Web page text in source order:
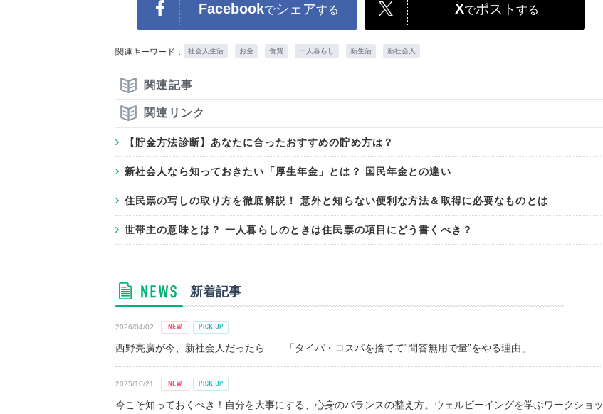
Facebookでシェアする Xでポスト する
関連キーワード： 社会人生活 お金 食費 一人暮らし 新生活 新社会人
関連記事
関連リンク
【貯金方法診断】あなたに合ったおすすめの貯め方は？
新社会人なら知っておきたい「厚生年金」とは？ 国民年金との違い
住民票の写しの取り方を徹底解説！ 意外と知らない便利な方法＆取得に必要なものとは
世帯主の意味とは？ 一人暮らしのときは住民票の項目にどう書くべき？
新着記事
2026/04/02
西野亮廣が今、新社会人だったら――「タイパ・コスパを捨てて“問答無用で量”をやる理由」
2025/10/21
今こそ知っておくべき！自分を大事にする、心身のバランスの整え方。ウェルビーイングを学ぶワークショッ